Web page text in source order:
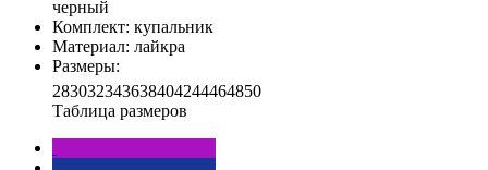
черный
Комплект: купальник
Материал: лайкра
Размеры:
283032343638404244464850
Таблица размеров